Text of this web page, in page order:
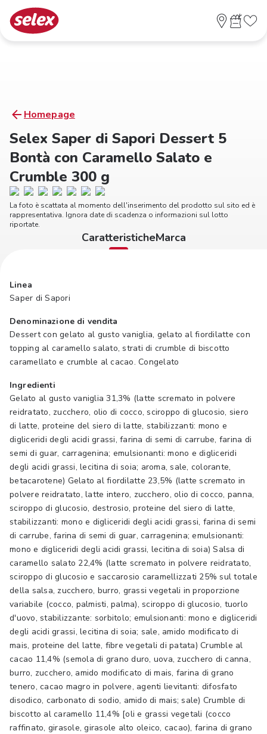
Homepage
Selex Saper di Sapori Dessert 5
Bontà con Caramello Salato e
Crumble 300 g
La foto è scattata al momento dell'inserimento del prodotto sul sito ed è
rappresentativa. Ignora date di scadenza o informazioni sul lotto
riportate.
CaratteristicheMarca
Linea
Saper di Sapori
Denominazione di vendita
Dessert con gelato al gusto vaniglia, gelato al fiordilatte con
topping al caramello salato, strati di crumble di biscotto
caramellato e crumble al cacao. Congelato
Ingredienti
Gelato al gusto vaniglia 31,3% (latte scremato in polvere
reidratato, zucchero, olio di cocco, sciroppo di glucosio, siero
di latte, proteine del siero di latte, stabilizzanti: mono e
digliceridi degli acidi grassi, farina di semi di carrube, farina di
semi di guar, carragenina; emulsionanti: mono e digliceridi
degli acidi grassi, lecitina di soia; aroma, sale, colorante,
betacarotene) Gelato al fiordilatte 23,5% (latte scremato in
polvere reidratato, latte intero, zucchero, olio di cocco, panna,
sciroppo di glucosio, destrosio, proteine del siero di latte,
stabilizzanti: mono e digliceridi degli acidi grassi, farina di semi
di carrube, farina di semi di guar, carragenina; emulsionanti:
mono e digliceridi degli acidi grassi, lecitina di soia) Salsa di
caramello salato 22,4% (latte scremato in polvere reidratato,
sciroppo di glucosio e saccarosio caramellizzati 25% sul totale
della salsa, zucchero, burro, grassi vegetali in proporzione
variabile (cocco, palmisti, palma), sciroppo di glucosio, tuorlo
d'uovo, stabilizzante: sorbitolo; emulsionanti: mono e digliceridi
degli acidi grassi, lecitina di soia; sale, amido modificato di
mais, proteine del latte, fibre vegetali di patata) Crumble al
cacao 11,4% (semola di grano duro, uova, zucchero di canna,
burro, zucchero, amido modificato di mais, farina di grano
tenero, cacao magro in polvere, agenti lievitanti: difosfato
disodico, carbonato di sodio, amido di mais; sale) Crumble di
biscotto al caramello 11,4% [oli e grassi vegetali (cocco
raffinato, girasole, girasole alto oleico, cacao), farina di grano